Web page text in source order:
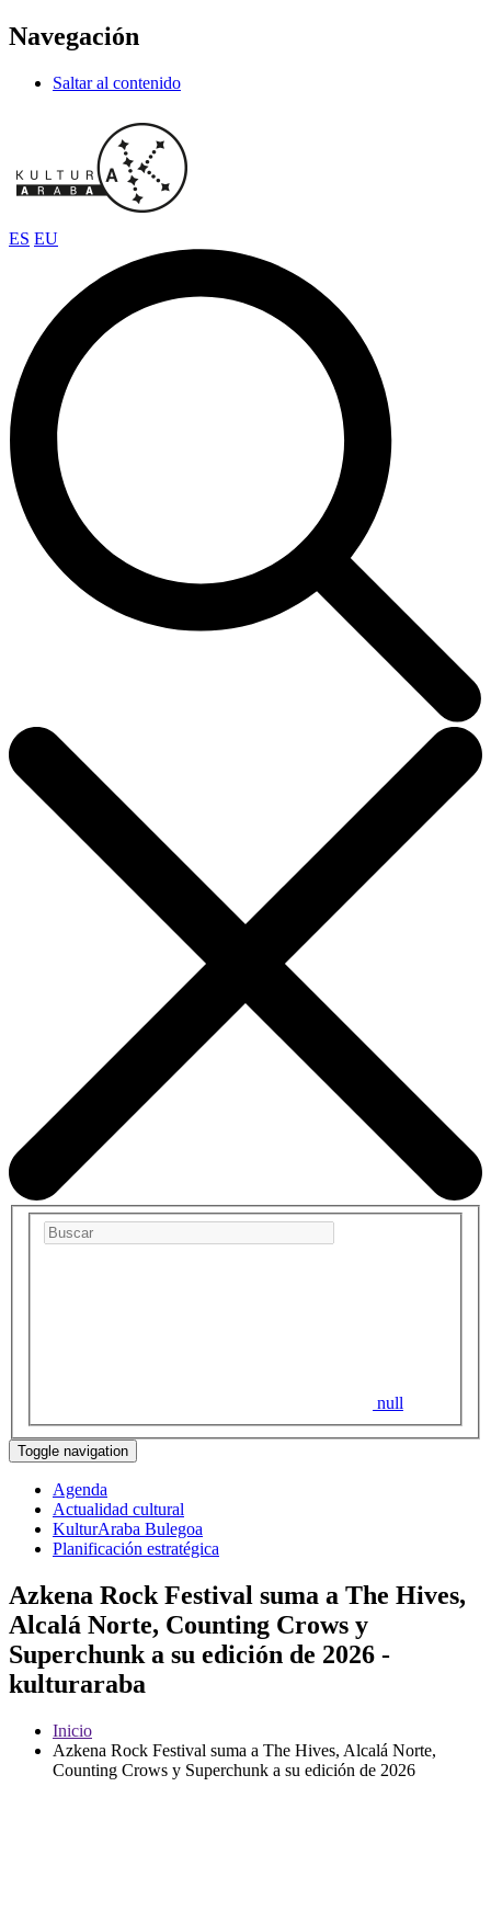
Navegación
Saltar al contenido
ES EU
null
Toggle navigation
Agenda
Actualidad cultural
KulturAraba Bulegoa
Planificación estratégica
Azkena Rock Festival suma a The Hives,
Alcalá Norte, Counting Crows y
Superchunk a su edición de 2026 -
kulturaraba
Inicio
Azkena Rock Festival suma a The Hives, Alcalá Norte,
Counting Crows y Superchunk a su edición de 2026